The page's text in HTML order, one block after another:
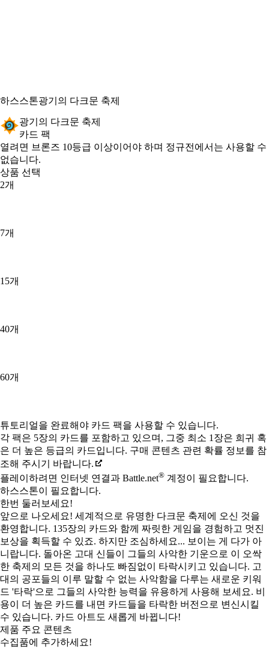
하스스톤광기의 다크문 축제
광기의 다크문 축제
카드 팩
Product Notification
열려면 브론즈 10등급 이상이어야 하며 정규전에서는 사용할 수
없습니다.
상품 선택
2개
7개
15개
40개
60개
Available actions
튜토리얼을 완료해야 카드 팩을 사용할 수 있습니다.
각 팩은 5장의 카드를 포함하고 있으며, 그중 최소 1장은 희귀 혹
은 더 높은 등급의 카드입니다. 구매 콘텐츠 관련 확률 정보를 참
조해 주시기 바랍니다.
플레이하려면 인터넷 연결과 Battle.net® 계정이 필요합니다.
하스스톤이 필요합니다.
한번 둘러보세요!
앞으로 나오세요! 세계적으로 유명한 다크문 축제에 오신 것을
환영합니다. 135장의 카드와 함께 짜릿한 게임을 경험하고 멋진
보상을 획득할 수 있죠. 하지만 조심하세요... 보이는 게 다가 아
니랍니다. 돌아온 고대 신들이 그들의 사악한 기운으로 이 오싹
한 축제의 모든 것을 하나도 빠짐없이 타락시키고 있습니다. 고
대의 공포들의 이루 말할 수 없는 사악함을 다루는 새로운 키워
드 '타락'으로 그들의 사악한 능력을 유용하게 사용해 보세요. 비
용이 더 높은 카드를 내면 카드들을 타락한 버전으로 변신시킬
수 있습니다. 카드 아트도 새롭게 바뀝니다!
제품 주요 콘텐츠
수집품에 추가하세요!